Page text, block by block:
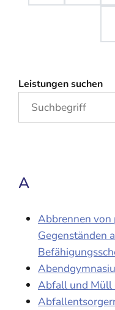
Leistungen suchen
A
Abbrennen von
Gegenständen
Abfall und Müll